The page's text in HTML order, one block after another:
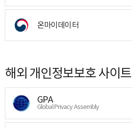
온마이데이터
해외 개인정보보호 사이트
GPA
Global Privacy Assembly